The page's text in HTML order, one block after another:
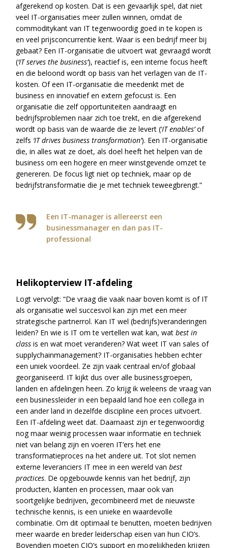
afgerekend op kosten. Dat is een gevaarlijk spel, dat niet
veel IT-organisaties meer zullen winnen, omdat de
commoditykant van IT tegenwoordig goed in te kopen is
en veel prijsconcurrentie kent. Waar is een bedrijf meer bij
gebaat? Een IT-organisatie die uitvoert wat gevraagd wordt
(‘IT serves the business’), reactief is, een interne focus heeft
en die beloond wordt op basis van het verlagen van de IT-
kosten. Of een IT-organisatie die meedenkt met de
business en innovatief en extern gefocust is. Een
organisatie die zelf opportuniteiten aandraagt en
bedrijfsproblemen naar zich toe trekt, en die afgerekend
wordt op basis van de waarde die ze levert (‘IT enables’of
zelfs ‘IT drives business transformation’). Een IT-organisatie
die, in alles wat ze doet, als doel heeft het helpen van de
business om een hogere en meer winstgevende omzet te
genereren. De focus ligt niet op techniek, maar op de
bedrijfstransformatie die je met techniek teweegbrengt.”
Een IT-manager is allereerst een
businessmanager en dan pas IT-
professional
Helikopterview IT-afdeling
Logt vervolgt: “De vraag die vaak naar boven komt is of IT
als organisatie wel succesvol kan zijn met een meer
strategische partnerrol. Kan IT wel (bedrijfs)veranderingen
leiden? En wie is IT om te vertellen wat kan, watbest in
class is en wat moet veranderen? Wat weet IT van sales of
supplychainmanagement? IT-organisaties hebben echter
een uniek voordeel. Ze zijn vaak centraal en/of globaal
georganiseerd. IT kijkt dus over alle businessgroepen,
landen en afdelingen heen. Zo krijg ik weleens de vraag van
een businessleider in een bepaald land hoe een collega in
een ander land in dezelfde discipline een proces uitvoert.
Een IT-afdeling weet dat. Daarnaast zijn er tegenwoordig
nog maar weinig processen waar informatie en techniek
niet van belang zijn en voeren IT’ers het ene
transformatieproces na het andere uit. Tot slot nemen
externe leveranciers IT mee in een wereld vanbest
practices. De opgebouwde kennis van het bedrijf, zijn
producten, klanten en processen, maar ook van
soortgelijke bedrijven, gecombineerd met de nieuwste
technische kennis, is een unieke en waardevolle
combinatie. Om dit optimaal te benutten, moeten bedrijven
meer waarde en breder leiderschap eisen van hun CIO’s.
Bovendien moeten CIO’s support en mogelijkheden krijgen